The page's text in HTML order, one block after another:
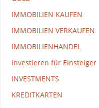
IMMOBILIEN KAUFEN
IMMOBILIEN VERKAUFEN
IMMOBILIENHANDEL
Investieren für Einsteiger
INVESTMENTS
KREDITKARTEN